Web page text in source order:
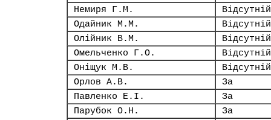
Немиря Г.М.
Відсутній
Одайник М.М.
Відсутній
Олійник В.М.
Відсутній
Омельченко Г.О.
Відсутній
Оніщук М.В.
Відсутній
Орлов А.В.
За
Павленко Е.І.
За
Парубок О.Н.
За